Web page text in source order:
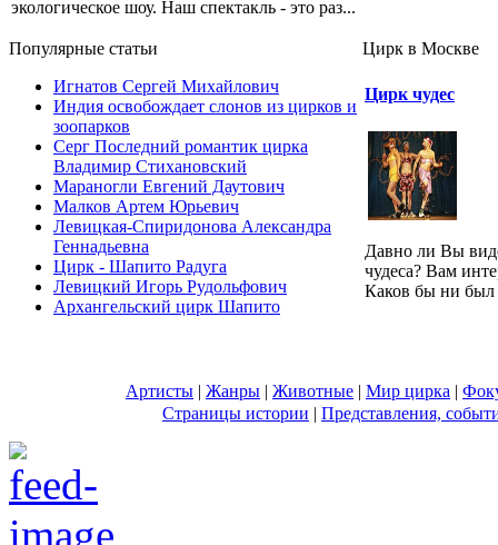
экологическое шоу. Наш спектакль - это раз...
Популярные cтатьи
Игнатов Сергей Михайлович
Индия освобождает слонов из цирков и
зоопарков
Серг Последний романтик цирка
Владимир Стихановский
Мараногли Евгений Даутович
Малков Артем Юрьевич
Левицкая-Спиридонова Александра
Геннадьевна
Цирк - Шапито Радуга
Левицкий Игорь Рудольфович
Архангельский цирк Шапито
Цирк в Москве
Цирк чудес
Давно ли Вы
чудеса? Вам
Каков бы ни
Артисты | Жанры | Животные | Мир цирка |
Страницы истории | Представления,